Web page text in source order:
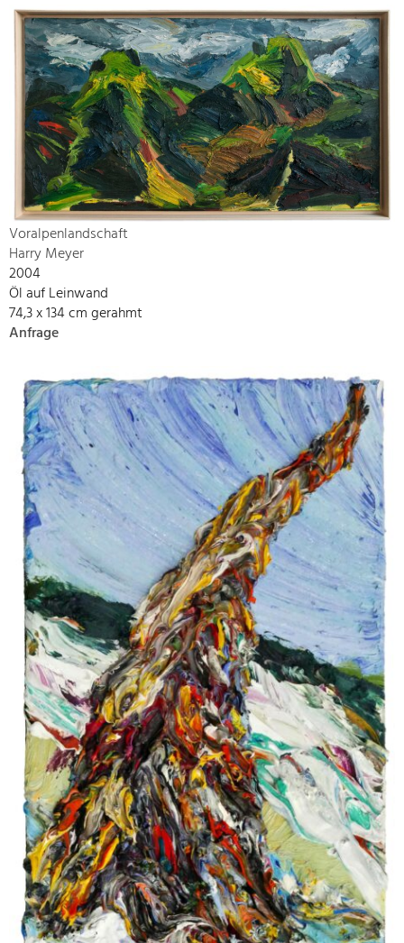
Voralpenlandschaft
Harry Meyer
2004
Öl auf Leinwand
74,3 x 134 cm gerahmt
Anfrage